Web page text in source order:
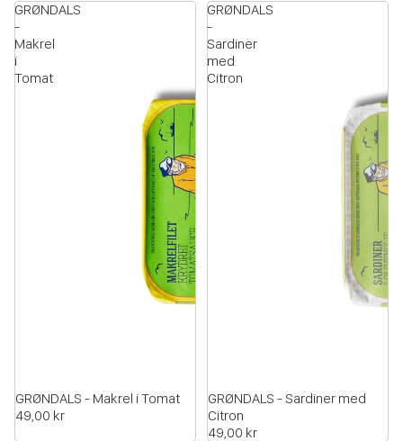
GRØNDALS
-
Makrel
i
Tomat
GRØNDALS - Makrel i Tomat
49,00 kr
GRØNDALS
-
Sardiner
med
Citron
GRØNDALS - Sardiner med
Citron
49,00 kr